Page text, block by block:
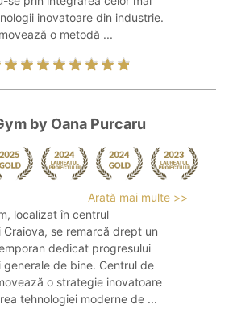
inovatoare din industrie.
o metodă ...
by Oana Purcaru
Arată mai multe >>
localizat în centrul
Craiova, se remarcă drept un
dedicat progresului
generale de bine. Centrul de
o strategie inovatoare
tehnologiei moderne de ...